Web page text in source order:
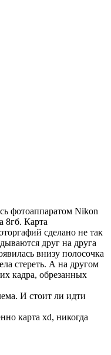
фотоаппаратом Nikon
8гб. Карта
сделано не так
друг на друга
внизу полосочка
стереть. А на другом
кадра, обрезанных
И стоит ли идти
карта xd, никогда